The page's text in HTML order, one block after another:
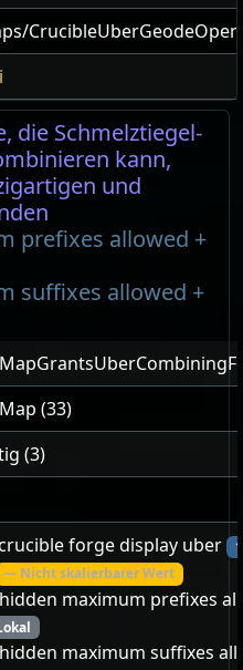
CrucibleUberGeodeOpen
die Schmelztiegel-
kann,
und
prefixes allowed +
suffixes allowed +
(33)
(3)
forge display uber
— Nicht skalierbarer Wert
maximum prefixes
maximum suffixes